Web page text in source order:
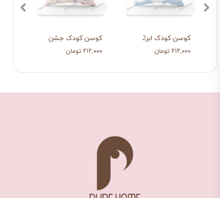
کوسن کودک جشن
۲۱۲,۰۰۰ تومان
کوسن کودک ابر2
۲۱۲,۰۰۰ تومان